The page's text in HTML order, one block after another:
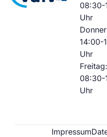
08:30-
Uhr
14:00-
Uhr
Freitag:
08:30-
Uhr
Impressum